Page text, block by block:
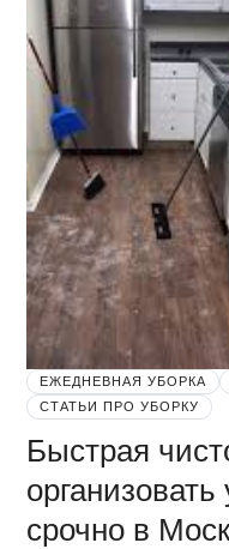
ЕЖЕДНЕВНАЯ УБОРКА
СТАТЬИ ПРО УБОРКУ
Быстрая
срочно в